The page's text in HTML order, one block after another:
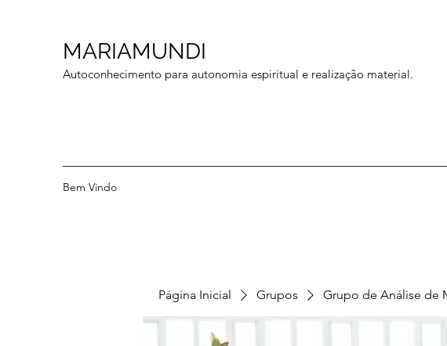
MARIAMUNDI
Autoconhecimento para autonomia espiritual e realização material.
Bem Vindo
Página Inicial Grupos Grupo de Análise de